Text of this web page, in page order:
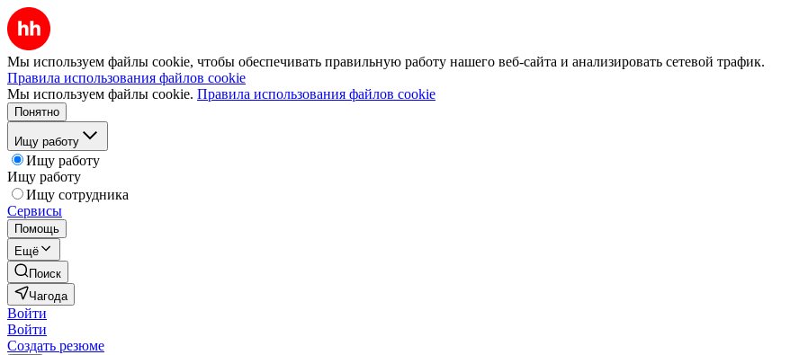
Мы используем файлы cookie, чтобы обеспечивать правильную работу нашего веб-сайта и анализировать сетевой трафик.
Правила использования файлов cookie
Мы используем файлы cookie. Правила использования файлов cookie
Понятно
Ищу работу
Ищу работу
Ищу работу
Ищу сотрудника
Сервисы
Помощь
Ещё
Поиск
Чагода
Войти
Войти
Создать резюме